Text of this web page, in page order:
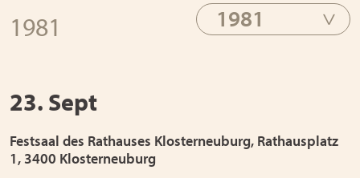
1981
1981
23. Sept
Festsaal des Rathauses Klosterneuburg, Rathausplatz
1, 3400 Klosterneuburg